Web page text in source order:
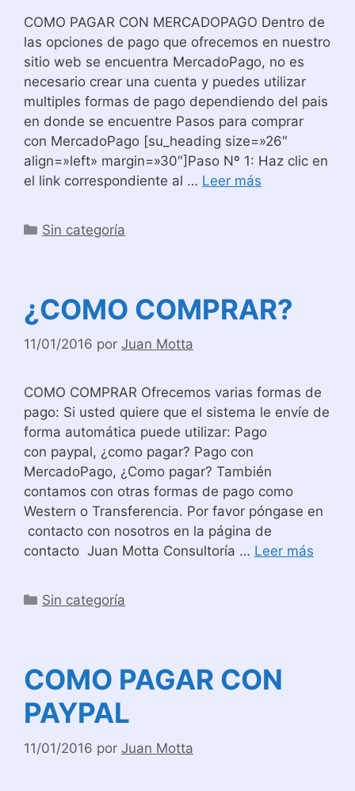
COMO PAGAR CON MERCADOPAGO Dentro de
las opciones de pago que ofrecemos en nuestro
sitio web se encuentra MercadoPago, no es
necesario crear una cuenta y puedes utilizar
multiples formas de pago dependiendo del pais
en donde se encuentre Pasos para comprar
con MercadoPago [su_heading size=»26″
align=»left» margin=»30″]Paso Nº 1: Haz clic en
el link correspondiente al … Leer más
Categorías
Sin categoría
¿COMO COMPRAR?
11/01/2016 por Juan Motta
COMO COMPRAR Ofrecemos varias formas de
pago: Si usted quiere que el sistema le envíe de
forma automática puede utilizar: Pago
con paypal, ¿como pagar? Pago con
MercadoPago, ¿Como pagar? También
contamos con otras formas de pago como
Western o Transferencia. Por favor póngase en
contacto con nosotros en la página de
contacto Juan Motta Consultoría … Leer más
Categorías
Sin categoría
COMO PAGAR CON
PAYPAL
11/01/2016 por Juan Motta